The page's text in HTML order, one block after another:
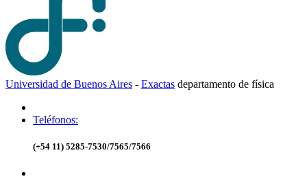
Universidad de Buenos Aires - Exactas departamento de física
Teléfonos:
(+54 11) 5285-7530/7565/7566